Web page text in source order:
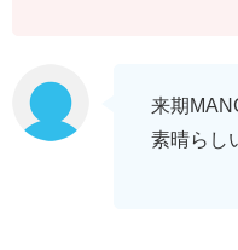
来期
素晴らし